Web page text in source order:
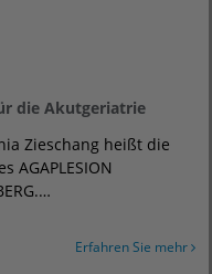
die Akutgeriatrie
Zieschang heißt die
AGAPLESION
Erfahren Sie mehr